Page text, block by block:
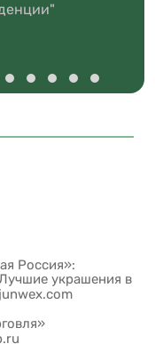
Россия»:
украшения в